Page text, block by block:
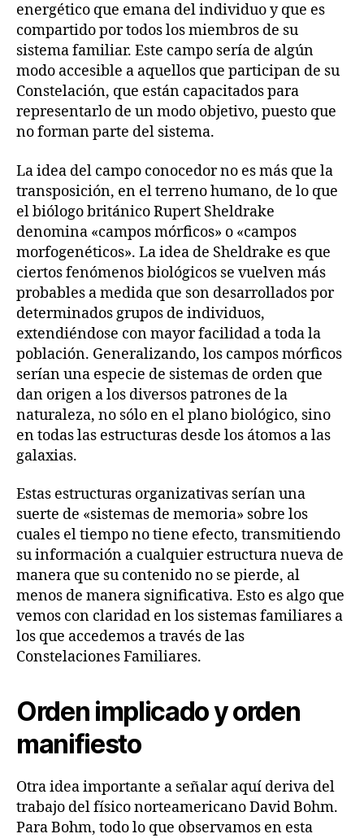
energético que emana del individuo y que es
compartido por todos los miembros de su
sistema familiar. Este campo sería de algún
modo accesible a aquellos que participan de su
Constelación, que están capacitados para
representarlo de un modo objetivo, puesto que
no forman parte del sistema.
La idea del campo conocedor no es más que la
transposición, en el terreno humano, de lo que
el biólogo británico Rupert Sheldrake
denomina «campos mórficos» o «campos
morfogenéticos». La idea de Sheldrake es que
ciertos fenómenos biológicos se vuelven más
probables a medida que son desarrollados por
determinados grupos de individuos,
extendiéndose con mayor facilidad a toda la
población. Generalizando, los campos mórficos
serían una especie de sistemas de orden que
dan origen a los diversos patrones de la
naturaleza, no sólo en el plano biológico, sino
en todas las estructuras desde los átomos a las
galaxias.
Estas estructuras organizativas serían una
suerte de «sistemas de memoria» sobre los
cuales el tiempo no tiene efecto, transmitiendo
su información a cualquier estructura nueva de
manera que su contenido no se pierde, al
menos de manera significativa. Esto es algo que
vemos con claridad en los sistemas familiares a
los que accedemos a través de las
Constelaciones Familiares.
Orden implicado y orden
manifiesto
Otra idea importante a señalar aquí deriva del
trabajo del físico norteamericano David Bohm.
Para Bohm, todo lo que observamos en esta